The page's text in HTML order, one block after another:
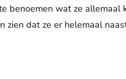
benoemen wat ze allemaal
zien dat ze er helemaal